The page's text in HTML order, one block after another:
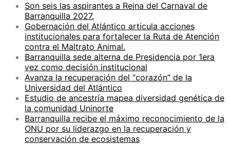
Son seis las aspirantes a Reina del Carnaval de
Barranquilla 2027.
Gobernación del Atlántico articula acciones
institucionales para fortalecer la Ruta de Atención
contra el Maltrato Animal.
Barranquilla sede alterna de Presidencia por 1era
vez como decisión institucional
Avanza la recuperación del “corazón” de la
Universidad del Atlántico
Estudio de ancestría mapea diversidad genética de
la comunidad Uninorte
Barranquilla recibe el máximo reconocimiento de la
ONU por su liderazgo en la recuperación y
conservación de ecosistemas